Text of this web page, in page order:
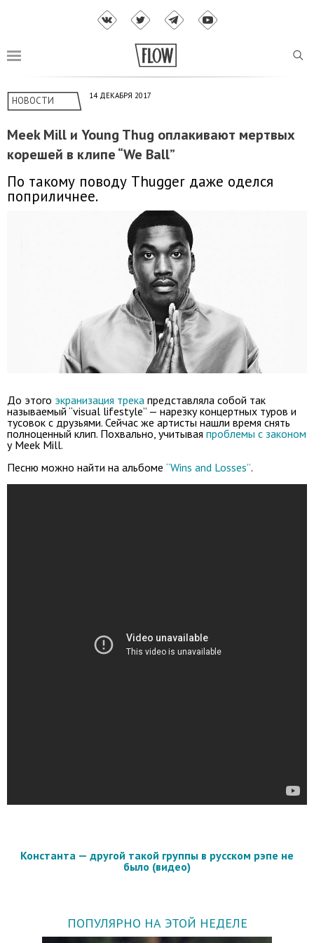
НОВОСТИ 14 ДЕКАБРЯ 2017
Meek Mill и Young Thug оплакивают мертвых
корешей в клипе “We Ball”
По такому поводу Thugger даже оделся
поприличнее.
До этого экранизация трека представляла собой так
называемый “visual lifestyle” — нарезку концертных туров и
тусовок с друзьями. Сейчас же артисты нашли время снять
полноценный клип. Похвально, учитывая проблемы с законом
у Meek Mill.
Песню можно найти на альбоме “Wins and Losses”.
Константа — другой такой группы в русском рэпе не
было (видео)
ПОПУЛЯРНО НА ЭТОЙ НЕДЕЛЕ